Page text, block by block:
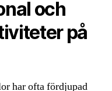
och
på
har ofta fördjupad